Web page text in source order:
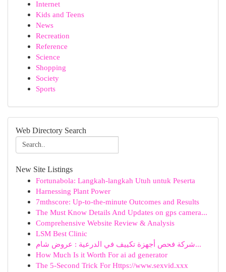
Internet
Kids and Teens
News
Recreation
Reference
Science
Shopping
Society
Sports
Web Directory Search
New Site Listings
Fortunabola: Langkah-langkah Utuh untuk Peserta
Harnessing Plant Power
7mthscore: Up-to-the-minute Outcomes and Results
The Must Know Details And Updates on gps camera...
Comprehensive Website Review & Analysis
LSM Best Clinic
شركة فحص أجهزة تكييف في الدرعية : عروض شام...
How Much Is it Worth For ai ad generator
The 5-Second Trick For Https://www.sexvid.xxx